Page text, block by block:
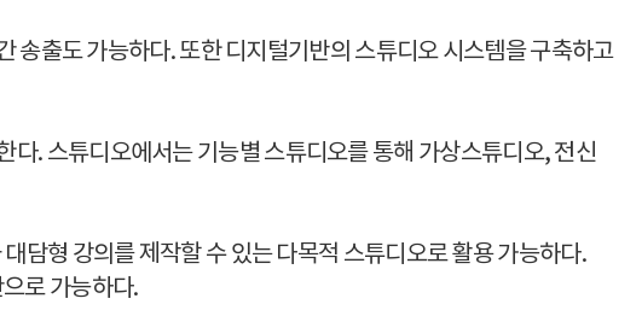
송출도 가능하다. 또한 디지털기반의 스튜디오 시스템을 구축하고
. 스튜디오에서는 기능별 스튜디오를 통해 가상스튜디오, 전신
담형 강의를 제작할 수 있는 다목적 스튜디오로 활용 가능하다.
로 가능하다.